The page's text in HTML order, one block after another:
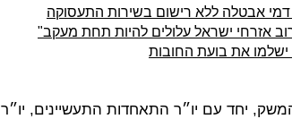
דמי אבטלה ללא רישום בשירות התעסוקה
אזרחי ישראל עלולים להיות תחת מעקב"
ישלמו את בועת החובות
יחד עם יו״ר התאחדות התעשיינים, יו״ר